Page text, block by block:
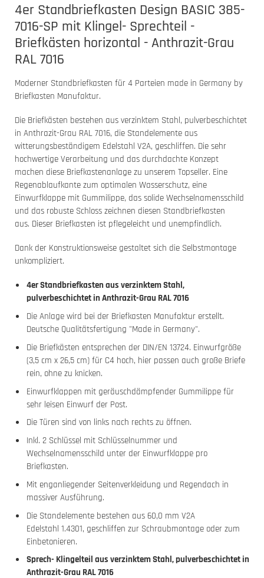
4er Standbriefkasten Design BASIC 385-
7016-SP mit Klingel- Sprechteil -
Briefkästen horizontal - Anthrazit-Grau
RAL 7016
Moderner Standbriefkasten für 4 Parteien made in Germany by
Briefkasten Manufaktur.
Die Briefkästen bestehen aus verzinktem Stahl, pulverbeschichtet
in Anthrazit-Grau RAL 7016, die Standelemente aus
witterungsbeständigem Edelstahl V2A, geschliffen. Die sehr
hochwertige Verarbeitung und das durchdachte Konzept
machen diese Briefkastenanlage zu unserem Topseller. Eine
Regenablaufkante zum optimalen Wasserschutz, eine
Einwurfklappe mit Gummilippe, das solide Wechselnamensschild
und das robuste Schloss zeichnen diesen Standbriefkasten
aus. Dieser Briefkasten ist pflegeleicht und unempfindlich.
Dank der Konstruktionsweise gestaltet sich die Selbstmontage
unkompliziert.
4er Standbriefkasten aus verzinktem Stahl,
pulverbeschichtet in Anthrazit-Grau RAL 7016
Die Anlage wird bei der Briefkasten Manufaktur erstellt.
Deutsche Qualitätsfertigung "Made in Germany".
Die Briefkästen entsprechen der DIN/EN 13724. Einwurfgröße
(3,5 cm x 26,5 cm) für C4 hoch, hier passen auch große Briefe
rein, ohne zu knicken.
Einwurfklappen mit geräuschdämpfender Gummilippe für
sehr leisen Einwurf der Post.
Die Türen sind von links nach rechts zu öffnen.
Inkl. 2 Schlüssel mit Schlüsselnummer und
Wechselnamensschild unter der Einwurfklappe pro
Briefkasten.
Mit enganliegender Seitenverkleidung und Regendach in
massiver Ausführung.
Die Standelemente bestehen aus 60,0 mm V2A
Edelstahl 1.4301, geschliffen zur Schraubmontage oder zum
Einbetonieren.
Sprech- Klingelteil aus verzinktem Stahl, pulverbeschichtet in
Anthrazit-Grau RAL 7016